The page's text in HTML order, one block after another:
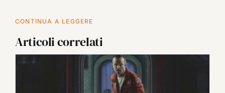
CONTINUA A LEGGERE
Articoli correlati